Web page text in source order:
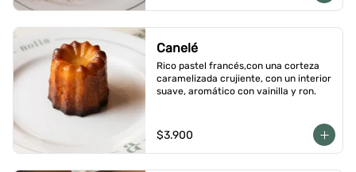
Canelé
Rico pastel francés,con una corteza
caramelizada crujiente, con un interior
suave, aromático con vainilla y ron.
$3.900